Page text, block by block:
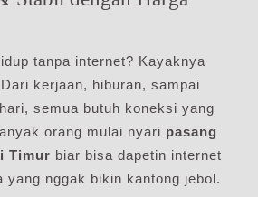
tanpa internet? Kayaknya
kerjaan, hiburan, sampai
semua butuh koneksi yang
orang mulai nyari pasang
Timur biar bisa dapetin internet
yang nggak bikin kantong jebol.